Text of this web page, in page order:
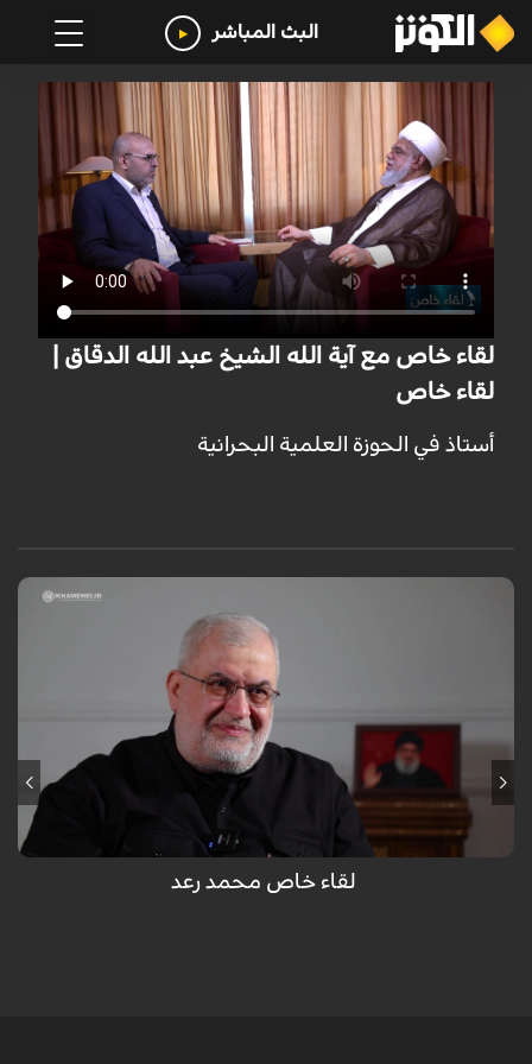
البث المباشر
لقاء خاص مع آية الله الشيخ عبد الله الدقاق |
لقاء خاص
أستاذ في الحوزة العلمية البحرانية
لقاء خاص محمد رعد